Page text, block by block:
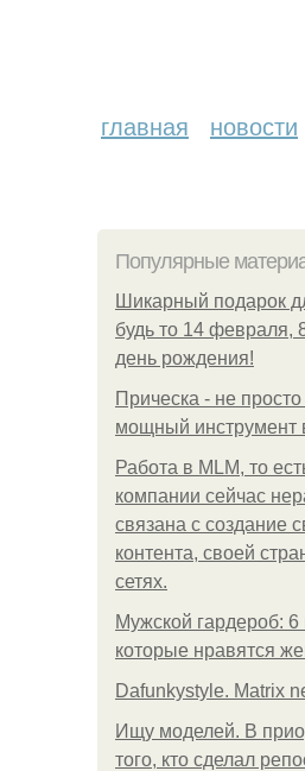
главная новости
Популярные
Шикарный подарок
будь то 14 февраля,
день рождения!
Прическа - не
мощный инструмент
Работа в MLM, то
компании сейчас
связана с создание
контента, своей
сетях.
Мужской гардероб:
которые нравятся
Dafunkystyle. Matrix
Ищу моделей. В
того, кто сделал